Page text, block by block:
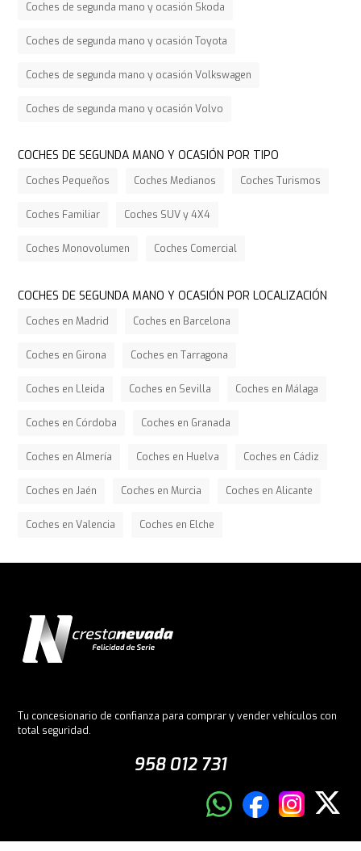
Coches de segunda mano y ocasión Skoda
Coches de segunda mano y ocasión Toyota
Coches de segunda mano y ocasión Volkswagen
Coches de segunda mano y ocasión Volvo
COCHES DE SEGUNDA MANO Y OCASIÓN POR TIPO
Coches Pequeños Coches Medianos Coches Turismos
Coches Familiar Coches SUV y 4X4
Coches Monovolumen Coches Comercial
COCHES DE SEGUNDA MANO Y OCASIÓN POR LOCALIZACIÓN
Coches en Madrid Coches en Barcelona
Coches en Girona Coches en Tarragona
Coches en Lleida Coches en Sevilla Coches en Málaga
Coches en Córdoba Coches en Granada
Coches en Almería Coches en Huelva Coches en Cádiz
Coches en Jaén Coches en Murcia Coches en Alicante
Coches en Valencia Coches en Elche
Tu concesionario de confianza para comprar y vender vehículos con
total seguridad.
958 012 731